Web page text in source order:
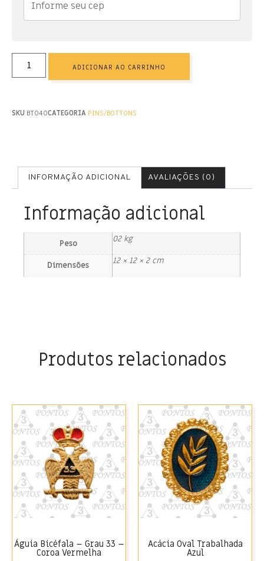
ADICIONAR AO CARRINHO
SKU BT040CATEGORIA PINS/BOTTONS
INFORMAÇÃO ADICIONAL AVALIAÇÕES (0)
Informação adicional
Peso 02 kg
Dimensões 12 × 12 × 2 cm
Produtos relacionados
Águia Bicéfala – Grau 33 –
Coroa Vermelha
Acácia Oval Trabalhada
Azul